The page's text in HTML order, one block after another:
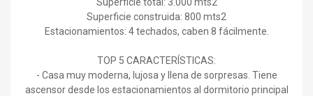
Superficie construida: 800 mts2
Estacionamientos: 4 techados, caben 8 fácilmente.
TOP 5 CARACTERÍSTICAS:
- Casa muy moderna, lujosa y llena de sorpresas. Tiene
ascensor desde los estacionamientos al dormitorio principal